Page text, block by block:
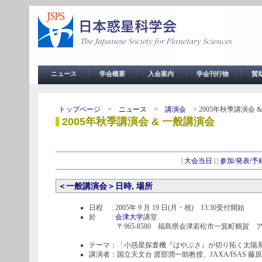
ニュース 学会概要 入会案内 学会刊行物 賛
トップページ > ニュース > 講演会 > 2005年秋季講演会
2005年秋季講演会 & 一般講演会
大会当日 参加/発表/予
＜一般講演会＞日時, 場所
日程 : 2005年 9 月 19 日(月・祝) 13:30受付開始
於 : 会津大学講堂
〒965-8580 福島県会津若松市一箕町鶴賀 ア
テーマ：「小惑星探査機『はやぶさ』が切り拓く太陽
講演者：国立天文台 渡部潤一助教授、JAXA/ISAS 藤